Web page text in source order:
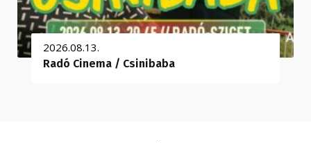
2026.08.13.
Radó Cinema / Csinibaba